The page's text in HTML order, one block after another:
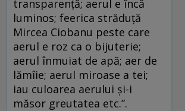
transparență; aerul e încă
luminos; feerica străduță
Mircea Ciobanu peste care
aerul e roz ca o bijuterie;
aerul înmuiat de apă; aer de
lămîie; aerul miroase a tei;
iau culoarea aerului și-i
măsor greutatea etc.”.